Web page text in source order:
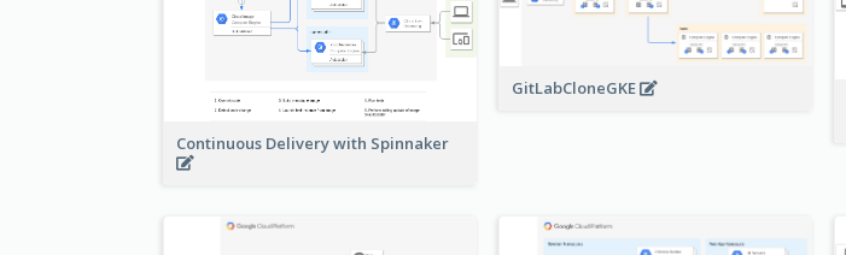
Continuous Delivery with Spinnaker
GitLabCloneGKE